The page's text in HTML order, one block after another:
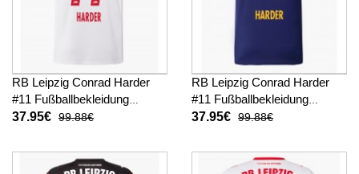
RB Leipzig Conrad Harder
#11 Fußballbekleidung
Heimtrikot 2025-26 Kurzarm
37.95€ 99.88€
RB Leipzig Conrad Harder
#11 Fußballbekleidung
Auswärtstrikot 2025-26
37.95€ 99.88€